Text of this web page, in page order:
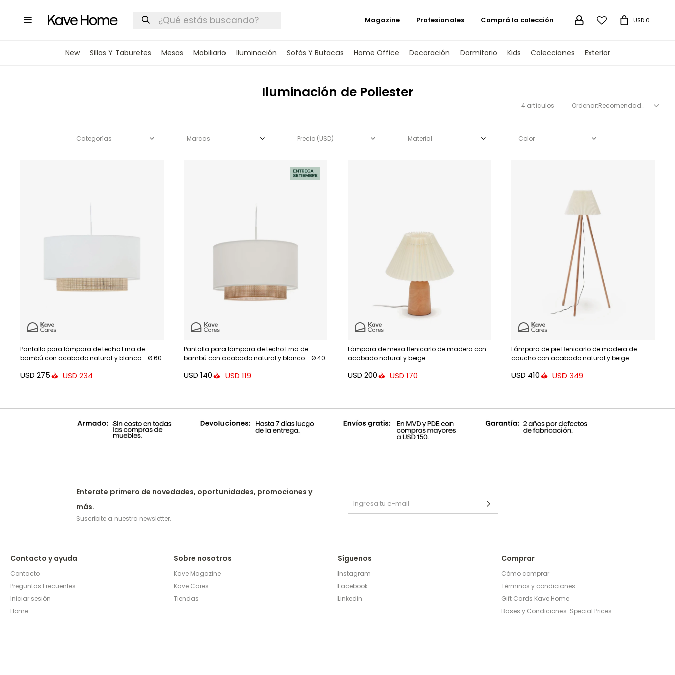

New Sillas Y Taburetes Mesas Mobiliario Iluminación Sofás Y Butacas Home Office Decoración Dormitorio Kids Colecciones Exterior
 USD 0
Magazine Profesionales Comprá la colección
Iluminación de Poliester
4 artículos Recomendados
Pantalla para lámpara de techo Erna de
bambú con acabado natural y blanco - Ø 60
USD 275 USD 234
Pantalla para lámpara de techo Erna de
bambú con acabado natural y blanco - Ø 40
USD 140 USD 119
Lámpara de mesa Benicarlo de madera con
acabado natural y beige
USD 200 USD 170
Lámpara de pie Benicarlo de madera de
caucho con acabado natural y beige
USD 410 USD 349
Categorías Marcas Precio (USD) Material Color
Sobre nosotros
Kave Magazine
Kave Cares
Tiendas
Comprar
Cómo comprar
Términos y condiciones
Gift Cards Kave Home
Bases y Condiciones: Special Prices
Contacto y ayuda
Contacto
Preguntas Frecuentes
Iniciar sesión
Home
Síguenos
Instagram
Facebook
Linkedin
Enterate primero de novedades, oportunidades, promociones y
más.
Suscribite a nuestra newsletter.